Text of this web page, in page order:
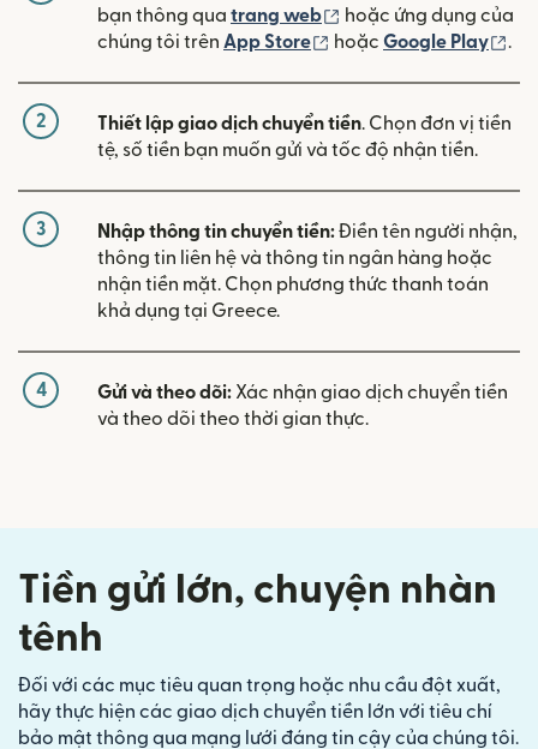
bạn thông qua trang web (mở trong cửa sổ mới)
hoặc ứng dụng của
chúng tôi trên App Store (mở trong cửa sổ mới)
hoặc Google Play .
2 Thiết lập giao dịch chuyển tiền. Chọn đơn vị tiền
tệ, số tiền bạn muốn gửi và tốc độ nhận tiền.
3 Nhập thông tin chuyển tiền:Điền tên người nhận,
thông tin liên hệ và thông tin ngân hàng hoặc
nhận tiền mặt. Chọn phương thức thanh toán
khả dụng tại Greece.
4 Gửi và theo dõi: Xác nhận giao dịch chuyển tiền
và theo dõi theo thời gian thực.
Tiền gửi lớn, chuyện nhàn
tênh
Đối với các mục tiêu quan trọng hoặc nhu cầu đột xuất,
hãy thực hiện các giao dịch chuyển tiền lớn với tiêu chí
bảo mật thông qua mạng lưới đáng tin cậy của chúng tôi.